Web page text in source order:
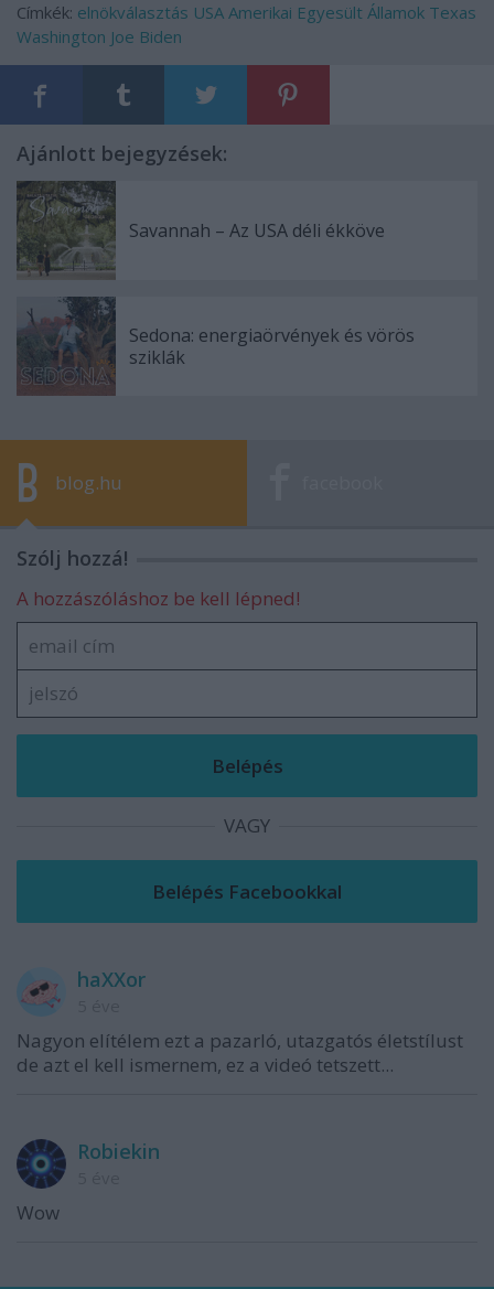
Címkék: elnökválasztás USA Amerikai Egyesült Államok Texas
Washington Joe Biden
Ajánlott bejegyzések:
Savannah – Az USA déli ékköve
Sedona: energiaörvények és vörös
sziklák
blog.hu
Szólj hozzá!
A hozzászóláshoz be kell lépned!
VAGY
haXXor
Nagyon elítélem ezt a pazarló, utazgatós életstílust
de azt el kell ismernem, ez a videó tetszett...
Robiekin
Wow